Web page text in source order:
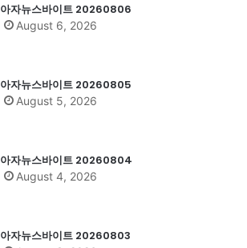
아자뉴스바이트 20260806
August 6, 2026
아자뉴스바이트 20260805
August 5, 2026
아자뉴스바이트 20260804
August 4, 2026
아자뉴스바이트 20260803